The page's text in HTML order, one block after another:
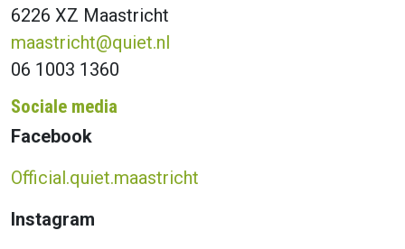
6226 XZ Maastricht
maastricht@quiet.nl
06 1003 1360
Sociale media
Facebook
Official.quiet.maastricht
Instagram